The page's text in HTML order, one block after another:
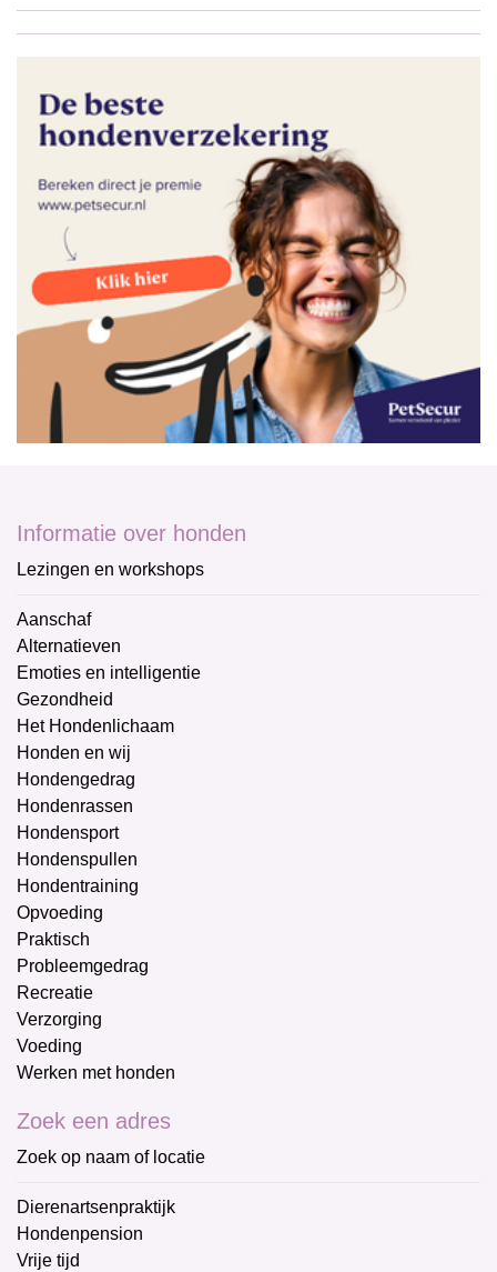
Informatie over honden
Lezingen en workshops
Aanschaf
Alternatieven
Emoties en intelligentie
Gezondheid
Het Hondenlichaam
Honden en wij
Hondengedrag
Hondenrassen
Hondensport
Hondenspullen
Hondentraining
Opvoeding
Praktisch
Probleemgedrag
Recreatie
Verzorging
Voeding
Werken met honden
Zoek een adres
Zoek op naam of locatie
Dierenartsenpraktijk
Hondenpension
Vrije tijd